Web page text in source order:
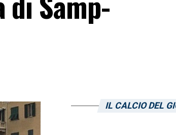
IL CALCIO DEL